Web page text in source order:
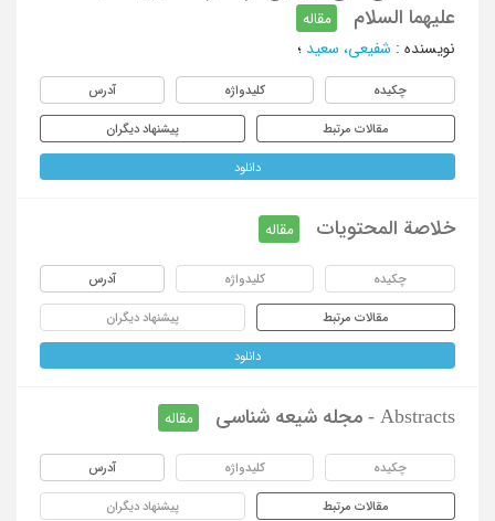
علیهما السلام
مقاله
نویسنده : شفیعی، سعید ؛
چکیده کلیدواژه آدرس
مقالات مرتبط پیشنهاد دیگران
دانلود
خلاصة المحتویات مقاله
چکیده کلیدواژه آدرس
مقالات مرتبط پیشنهاد دیگران
دانلود
Abstracts - مجله شیعه شناسی مقاله
چکیده کلیدواژه آدرس
مقالات مرتبط پیشنهاد دیگران